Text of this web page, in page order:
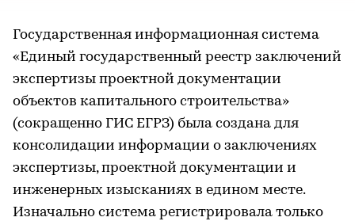
Государственная информационная система
«Единый государственный реестр заключений
экспертизы проектной документации
объектов капитального строительства»
(сокращенно ГИС ЕГРЗ) была создана для
консолидации информации о заключениях
экспертизы, проектной документации и
инженерных изысканиях в едином месте.
Изначально система регистрировала только